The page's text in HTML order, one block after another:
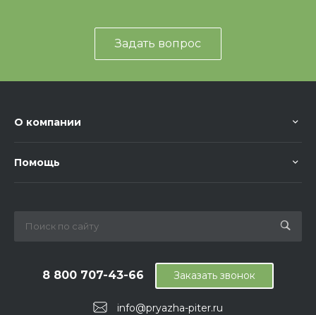
Задать вопрос
О компании
Помощь
info@pryazha-piter.ru
8 800 707-43-66 Заказать звонок